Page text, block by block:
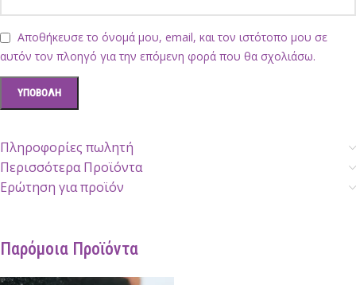
Αποθήκευσε το όνομά μου, email, και τον ιστότοπο μου σε
αυτόν τον πλοηγό για την επόμενη φορά που θα σχολιάσω.
Πληροφορίες πωλητή
Περισσότερα Προϊόντα
Ερώτηση για προϊόν
Παρόμοια Προϊόντα